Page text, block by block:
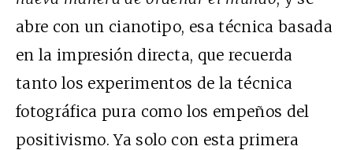
abre con un cianotipo, esa técnica basada
en la impresión directa, que recuerda
tanto los experimentos de la técnica
fotográfica pura como los empeños del
positivismo. Ya solo con esta primera